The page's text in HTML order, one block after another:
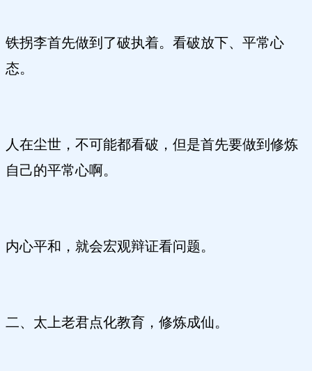
铁拐李首先做到了破执着。看破放下、平常心
态。
人在尘世，不可能都看破，但是首先要做到修炼
自己的平常心啊。
内心平和，就会宏观辩证看问题。
二、太上老君点化教育，修炼成仙。